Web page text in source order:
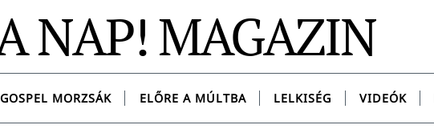
NAP! MAGAZIN
GOSPEL MORZSÁK ELŐRE A MÚLTBA LELKISÉG VIDEÓK